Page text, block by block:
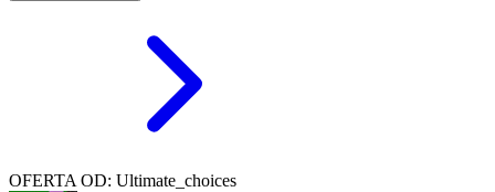
OFERTA OD: Ultimate_choices